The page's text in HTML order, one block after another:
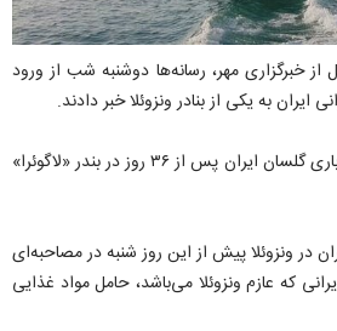
از خبرگزاری مهر، رسانه‌ها دوشنبه شب از ورود
به یکی از بنادر ونزوئلا خبر دادند.
بر اساس این گزارش، کشتی باری گلسان ایران پس از ۳۶ روز در بندر «لاگوئرا»
در ونزوئلا پیش از این روز شنبه در مصاحبه‌ای
که عازم ونزوئلا می‌باشد، حامل مواد غذایی